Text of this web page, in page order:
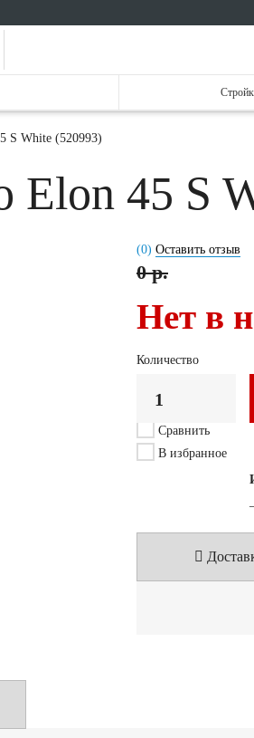
S White (520993)
Elon 45 S
(0) Оставить отзыв
0 р.
Нет в
Количество
Сравнить
В избранное